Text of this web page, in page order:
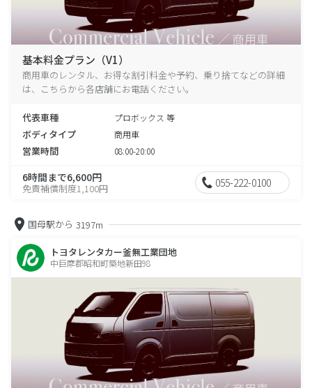
基本料金プラン（V1）
商用車のレンタル、お得な割引料金や予約、乗り捨てなどの詳細
は、こちらから各店舗にお電話ください。
代表車種 プロボックス 等
ボディタイプ 商用車
営業時間 08:00-20:00
6時間まで6,600円
免責補償制度1,100円 055-222-0100
国母駅から 3197m
トヨタレンタカー釜無工業団地
中巨摩郡昭和町築地新田98